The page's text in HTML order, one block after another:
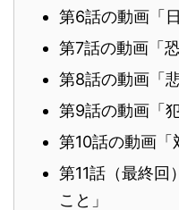
第6話の動画「
第7話の動画「
第8話の動画「悲
第9話の動画「
第10話の動画「
第11話（最終回
こと」